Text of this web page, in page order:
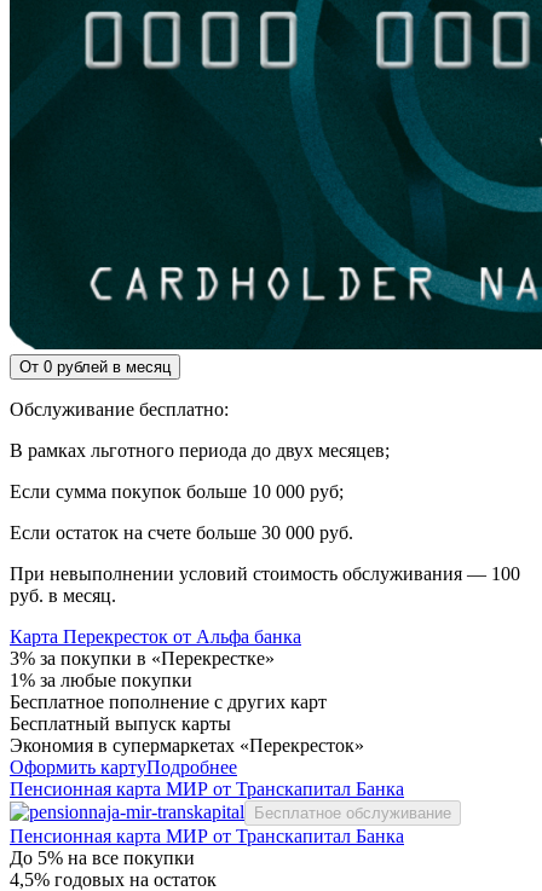
От 0 рублей в месяц
Обслуживание бесплатно:
В рамках льготного периода до двух месяцев;
Если сумма покупок больше 10 000 руб;
Если остаток на счете больше 30 000 руб.
При невыполнении условий стоимость обслуживания — 100
руб. в месяц.
Карта Перекресток от Альфа банка
3% за покупки в «Перекрестке»
1% за любые покупки
Бесплатное пополнение с других карт
Бесплатный выпуск карты
Экономия в супермаркетах «Перекресток»
Оформить картуПодробнее
Пенсионная карта МИР от Транскапитал Банка
Бесплатное обслуживание
Пенсионная карта МИР от Транскапитал Банка
До 5% на все покупки
4,5% годовых на остаток